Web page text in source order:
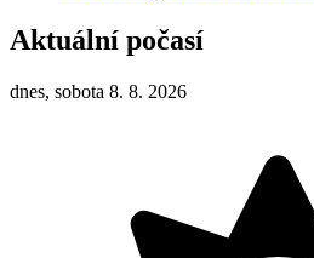
Aktuální počasí
dnes, sobota 8. 8. 2026